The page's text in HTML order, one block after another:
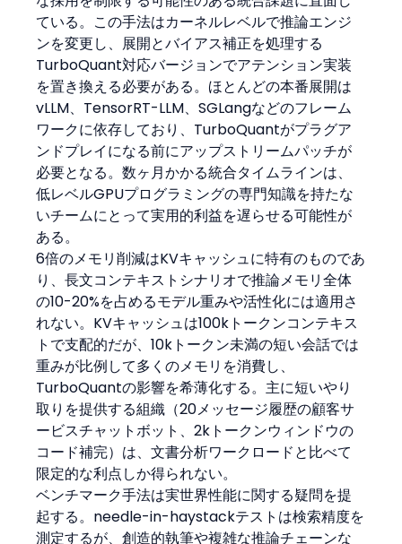
ている。この手法はカーネルレベルで推論エンジ
ンを変更し、展開とバイアス補正を処理する
TurboQuant対応バージョンでアテンション実装
を置き換える必要がある。ほとんどの本番展開は
vLLM、TensorRT-LLM、SGLangなどのフレーム
ワークに依存しており、TurboQuantがプラグア
ンドプレイになる前にアップストリームパッチが
必要となる。数ヶ月かかる統合タイムラインは、
低レベルGPUプログラミングの専門知識を持たな
いチームにとって実用的利益を遅らせる可能性が
ある。
6倍のメモリ削減はKVキャッシュに特有のものであ
り、長文コンテキストシナリオで推論メモリ全体
の10-20%を占めるモデル重みや活性化には適用さ
れない。KVキャッシュは100kトークンコンテキス
トで支配的だが、10kトークン未満の短い会話では
重みが比例して多くのメモリを消費し、
TurboQuantの影響を希薄化する。主に短いやり
取りを提供する組織（20メッセージ履歴の顧客サ
ービスチャットボット、2kトークンウィンドウの
コード補完）は、文書分析ワークロードと比べて
限定的な利点しか得られない。
ベンチマーク手法は実世界性能に関する疑問を提
起する。needle-in-haystackテストは検索精度を
測定するが、創造的執筆や複雑な推論チェーンな